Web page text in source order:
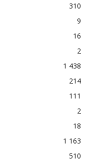
310
9
16
2
1 438
214
111
2
18
1 163
510